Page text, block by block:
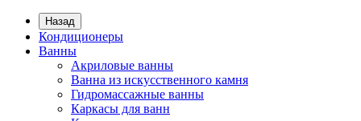
Назад
Кондиционеры
Ванны
Акриловые ванны
Ванна из искусственного камня
Гидромассажные ванны
Каркасы для ванн